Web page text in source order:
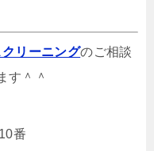
リーニングのご相談
す＾＾
番